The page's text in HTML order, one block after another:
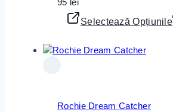
Selectează Opțiunile
Rochie Dream Catcher